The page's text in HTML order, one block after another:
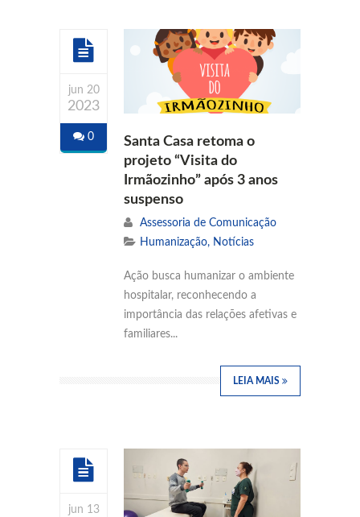
jun 20
2023
0
Santa Casa retoma o
projeto “Visita do
Irmãozinho” após 3 anos
suspenso
Assessoria de Comunicação
Humanização, Notícias
Ação busca humanizar o ambiente
hospitalar, reconhecendo a
importância das relações afetivas e
familiares...
LEIA MAIS
jun 13